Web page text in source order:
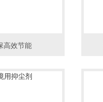
高效节能